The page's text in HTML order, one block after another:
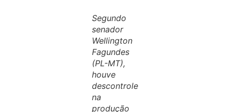
Segundo
senador
Wellington
Fagundes
(PL-MT),
houve
descontrole
na
produção